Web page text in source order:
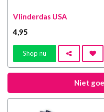
Vlinderdas USA
4,95
Shop nu
Niet